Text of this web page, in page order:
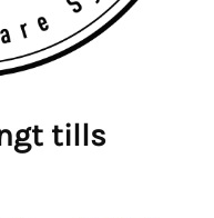
tills